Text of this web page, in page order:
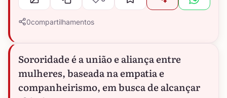
0compartilhamentos
Sororidade é a união e aliança entre
mulheres, baseada na empatia e
companheirismo, em busca de alcançar